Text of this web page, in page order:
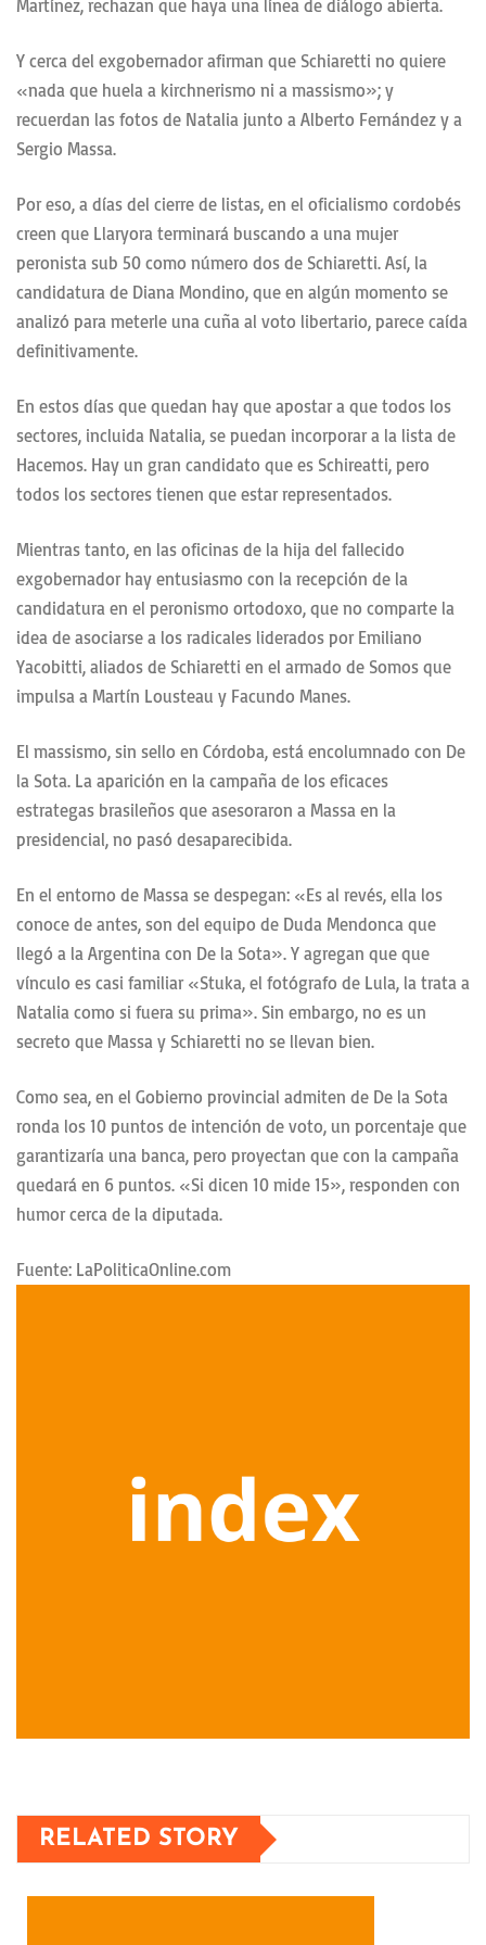
Martínez, rechazan que haya una línea de diálogo abierta.
Y cerca del exgobernador afirman que Schiaretti no quiere
«nada que huela a kirchnerismo ni a massismo»; y
recuerdan las fotos de Natalia junto a Alberto Fernández y a
Sergio Massa.
Por eso, a días del cierre de listas, en el oficialismo cordobés
creen que Llaryora terminará buscando a una mujer
peronista sub 50 como número dos de Schiaretti. Así, la
candidatura de Diana Mondino, que en algún momento se
analizó para meterle una cuña al voto libertario, parece caída
definitivamente.
En estos días que quedan hay que apostar a que todos los
sectores, incluida Natalia, se puedan incorporar a la lista de
Hacemos. Hay un gran candidato que es Schireatti, pero
todos los sectores tienen que estar representados.
Mientras tanto, en las oficinas de la hija del fallecido
exgobernador hay entusiasmo con la recepción de la
candidatura en el peronismo ortodoxo, que no comparte la
idea de asociarse a los radicales liderados por Emiliano
Yacobitti, aliados de Schiaretti en el armado de Somos que
impulsa a Martín Lousteau y Facundo Manes.
El massismo, sin sello en Córdoba, está encolumnado con De
la Sota. La aparición en la campaña de los eficaces
estrategas brasileños que asesoraron a Massa en la
presidencial, no pasó desaparecibida.
En el entorno de Massa se despegan: «Es al revés, ella los
conoce de antes, son del equipo de Duda Mendonca que
llegó a la Argentina con De la Sota». Y agregan que que
vínculo es casi familiar «Stuka, el fotógrafo de Lula, la trata a
Natalia como si fuera su prima». Sin embargo, no es un
secreto que Massa y Schiaretti no se llevan bien.
Como sea, en el Gobierno provincial admiten de De la Sota
ronda los 10 puntos de intención de voto, un porcentaje que
garantizaría una banca, pero proyectan que con la campaña
quedará en 6 puntos. «Si dicen 10 mide 15», responden con
humor cerca de la diputada.
Fuente: LaPoliticaOnline.com
RELATED STORY